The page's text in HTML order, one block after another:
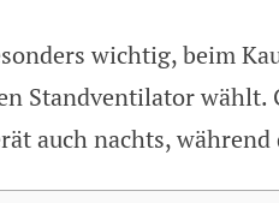
wichtig, beim
Standventilator wählt.
auch nachts,